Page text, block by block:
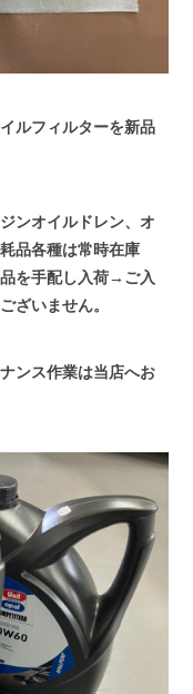
ルフィルターを新品
ンオイルドレン、オ
品各種は常時在庫
品を手配し入荷→ご入
ざいません。
ンス作業は当店へお